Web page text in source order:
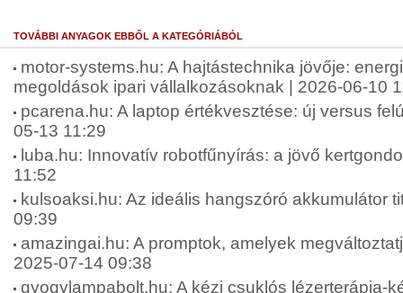
TOVÁBBI ANYAGOK EBBŐL A KATEGÓRIÁBÓL
motor-systems.hu: A hajtástechnika jövője:
megoldások ipari vállalkozásoknak | 2026-06-10
pcarena.hu: A laptop értékvesztése: új versus
05-13 11:29
luba.hu: Innovatív robotfűnyírás: a jövő
11:52
kulsoaksi.hu: Az ideális hangszóró akkumulátor
09:39
amazingai.hu: A promptok, amelyek
2025-07-14 09:38
gyogylampabolt.hu: A kézi csuklós lézerterápia-